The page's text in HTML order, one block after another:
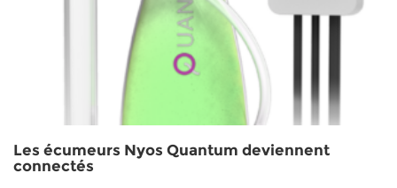
Les écumeurs Nyos Quantum deviennent
connectés